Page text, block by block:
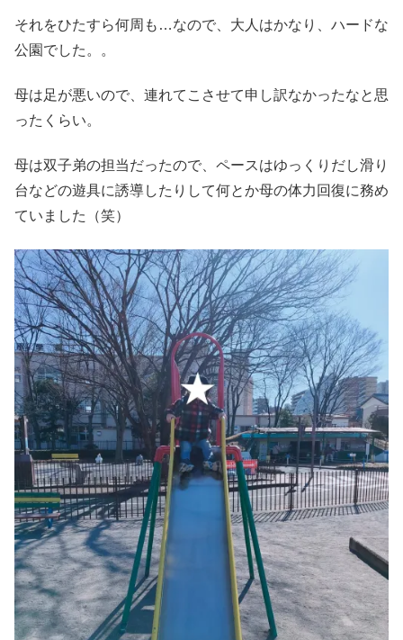
それをひたすら何周も…なので、大人はかなり、ハードな
公園でした。。
母は足が悪いので、連れてこさせて申し訳なかったなと思
ったくらい。
母は双子弟の担当だったので、ペースはゆっくりだし滑り
台などの遊具に誘導したりして何とか母の体力回復に務め
ていました（笑）